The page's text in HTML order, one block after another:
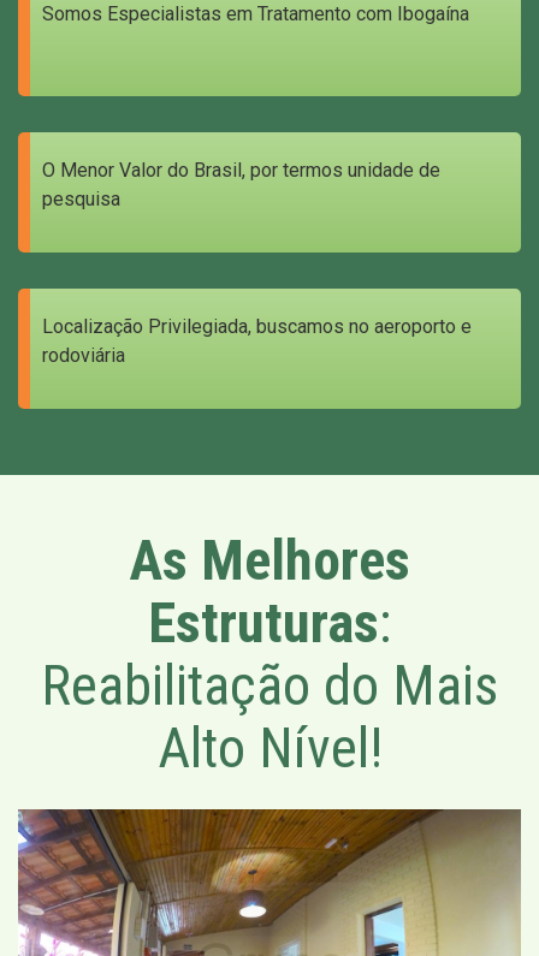
Somos Especialistas em Tratamento com Ibogaína
O Menor Valor do Brasil, por termos unidade de
pesquisa
Localização Privilegiada, buscamos no aeroporto e
rodoviária
As Melhores
Estruturas:
Reabilitação do Mais
Alto Nível!